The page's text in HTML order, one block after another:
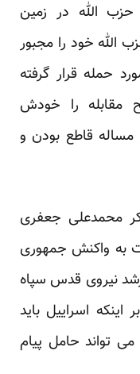
الله در زمین
الله خود را مجبور
حمله قرار گرفته
را خودش
قاطع بودن و
محمدعلی جعفری
به واکنش جمهوری
نیروی قدس سپاه
اینکه اسراییل باید
می تواند حامل پیام